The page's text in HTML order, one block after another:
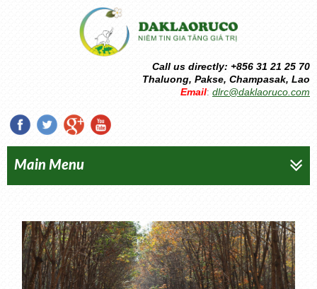
Call us directly: +856 31 21 25 70
Thaluong, Pakse, Champasak, Lao
Email: dlrc@daklaoruco.com
Main Menu